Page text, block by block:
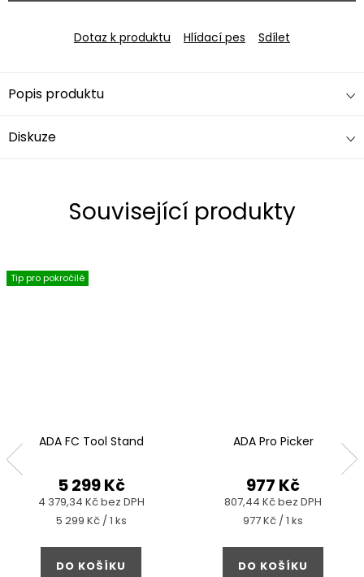
Dotaz k produktu Hlídací pes Sdílet
Popis produktu
Diskuze
Související produkty
Tip pro pokročilé
ADA FC Tool Stand
4 379,34 Kč bez DPH
5 299 Kč
Měrná
5 299 Kč / 1 ks
DO KOŠÍKU
ADA Pro Picker
807,44 Kč bez DPH
977 Kč
Měrná
977 Kč / 1 ks
DO KOŠÍKU